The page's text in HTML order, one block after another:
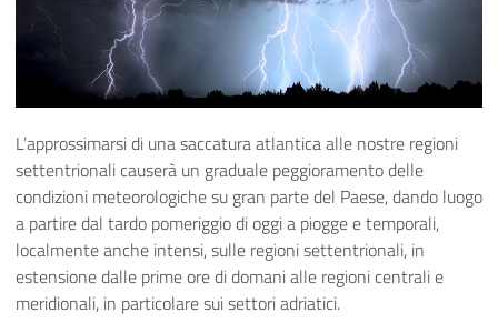
L’approssimarsi di una saccatura atlantica alle nostre regioni
settentrionali causerà un graduale peggioramento delle
condizioni meteorologiche su gran parte del Paese, dando luogo
a partire dal tardo pomeriggio di oggi a piogge e temporali,
localmente anche intensi, sulle regioni settentrionali, in
estensione dalle prime ore di domani alle regioni centrali e
meridionali, in particolare sui settori adriatici.